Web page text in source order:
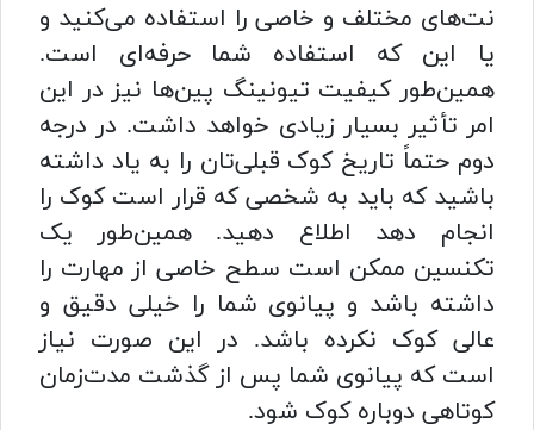
نت‌های مختلف و خاصی را استفاده می‌کنید و
یا این که استفاده شما حرفه‌ای است.
همین‌طور کیفیت تیونینگ پین‌ها نیز در این
امر تأثیر بسیار زیادی خواهد داشت. در درجه
دوم حتماً تاریخ کوک قبلی‌تان را به یاد داشته
باشید که باید به شخصی که قرار است کوک را
انجام دهد اطلاع دهید. همین‌طور یک
تکنسین ممکن است سطح خاصی از مهارت را
داشته باشد و پیانوی شما را خیلی دقیق و
عالی کوک نکرده باشد. در این صورت نیاز
است که پیانوی شما پس از گذشت مدت‌زمان
کوتاهی دوباره کوک شود.